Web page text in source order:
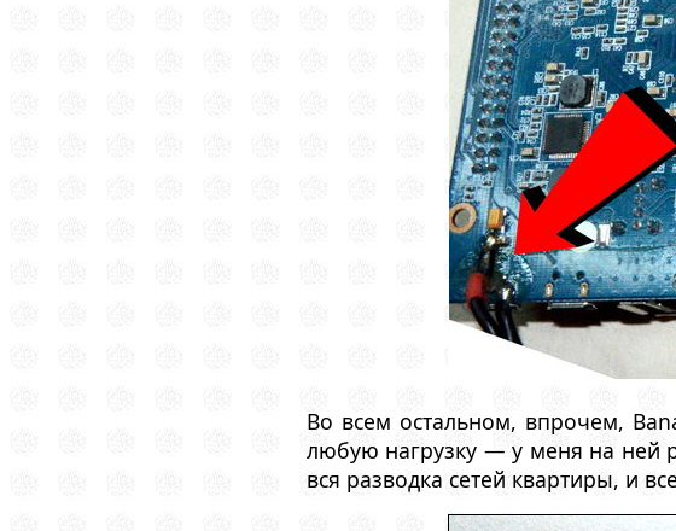
Во всем остальном, впрочем,
любую нагрузку — у меня на ней
вся разводка сетей квартиры, и